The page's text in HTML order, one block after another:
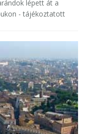
lépett át a
- tájékoztatott